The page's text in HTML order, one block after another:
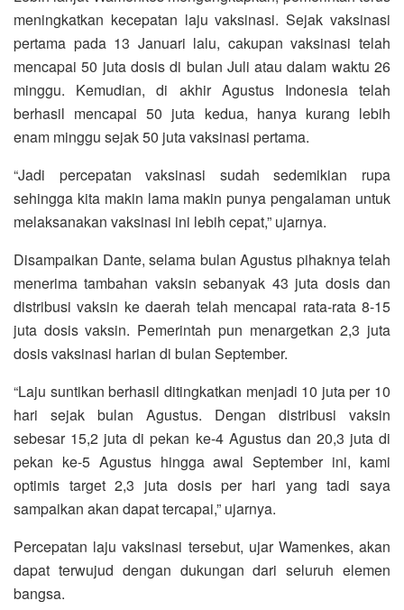
meningkatkan kecepatan laju vaksinasi. Sejak vaksinasi
pertama pada 13 Januari lalu, cakupan vaksinasi telah
mencapai 50 juta dosis di bulan Juli atau dalam waktu 26
minggu. Kemudian, di akhir Agustus Indonesia telah
berhasil mencapai 50 juta kedua, hanya kurang lebih
enam minggu sejak 50 juta vaksinasi pertama.
“Jadi percepatan vaksinasi sudah sedemikian rupa
sehingga kita makin lama makin punya pengalaman untuk
melaksanakan vaksinasi ini lebih cepat,” ujarnya.
Disampaikan Dante, selama bulan Agustus pihaknya telah
menerima tambahan vaksin sebanyak 43 juta dosis dan
distribusi vaksin ke daerah telah mencapai rata-rata 8-15
juta dosis vaksin. Pemerintah pun menargetkan 2,3 juta
dosis vaksinasi harian di bulan September.
“Laju suntikan berhasil ditingkatkan menjadi 10 juta per 10
hari sejak bulan Agustus. Dengan distribusi vaksin
sebesar 15,2 juta di pekan ke-4 Agustus dan 20,3 juta di
pekan ke-5 Agustus hingga awal September ini, kami
optimis target 2,3 juta dosis per hari yang tadi saya
sampaikan akan dapat tercapai,” ujarnya.
Percepatan laju vaksinasi tersebut, ujar Wamenkes, akan
dapat terwujud dengan dukungan dari seluruh elemen
bangsa.